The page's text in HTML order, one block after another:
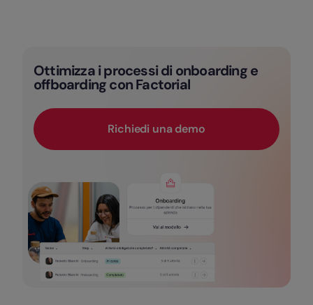
Ottimizza i processi di onboarding e
offboarding con Factorial
Richiedi una demo